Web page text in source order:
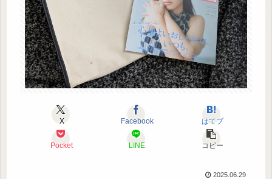
X Facebook はてブ
Pocket LINE コピー
2025.06.29